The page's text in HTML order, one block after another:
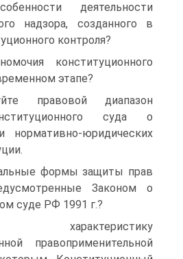
деятельности
надзора, созданного в
контроля?
конституционного
этапе?
правовой диапазон
суда о
нормативно-юридических
формы защиты прав
Законом о
суде РФ 1991 г.?
правоприменительной